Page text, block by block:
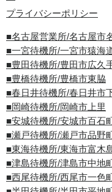
プライバシーポリシー
■名古屋営業所/名古屋市
■一宮待機所/一宮市猿海
■豊田待機所/豊田市広久
■豊橋待機所/豊橋市東脇
■春日井待機所/春日井市
■岡崎待機所/岡崎市上里
■安城待機所/安城市百石
■瀬戸待機所/瀬戸市品野
■東海待機所/東海市富木
■津島待機所/津島市中地
■西尾待機所/西尾市一色